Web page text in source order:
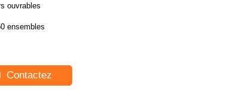
ouvrables
ensembles
Contactez